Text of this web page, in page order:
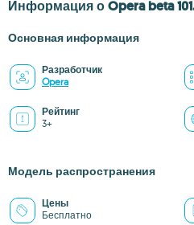
Информация о Opera beta
Основная информация
Разработчик
Opera
Рейтинг
3+
Модель распространения
Цены
Бесплатно